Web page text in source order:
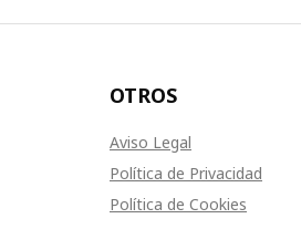
OTROS
Aviso Legal
Política de Privacidad
Política de Cookies